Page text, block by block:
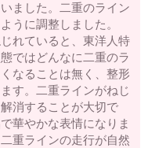
ました。二重のライン
うに調整しました。
れていると、東洋人特
ではどんなに二重のラ
なることは無く、整形
す。二重ラインがねじ
消することが大切で
華やかな表情になりま
重ラインの走行が自然